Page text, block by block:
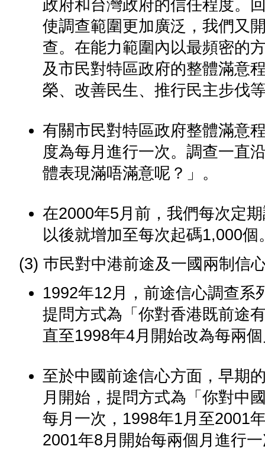
政府和台灣政府的信任程度。
使調查範圍更加廣泛，我們又
查。在能力範圍內以最頻密的
及市民對特區政府的整體滿意
榮、改善民生、推行民主步伐
有關市民對特區政府整體滿意
度為每月進行一次。調查一直
體表現滿唔滿意呢？」。
在2000年5月前，我們每次定
以後就增加至每次起碼1,000個
(3) 巿民對中港前途及一國兩制信
1992年12月，前途信心調查系
提問方式為「你對香港既前途
直至1998年4月開始改為每兩
至於中國前途信心方面，早期
月開始，提問方式為「你對中
每月一次，1998年1月至2001
2001年8月開始每兩個月進行